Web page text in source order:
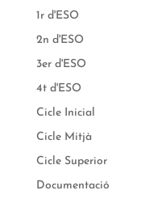
1r d'ESO
2n d'ESO
3er d'ESO
4t d'ESO
Cicle Inicial
Cicle Mitjà
Cicle Superior
Documentació